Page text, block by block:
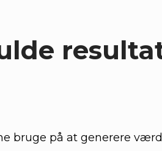
bruge på at generere